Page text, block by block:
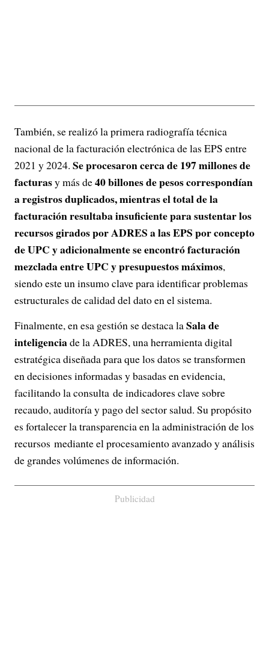
También, se realizó la primera radiografía técnica
nacional de la facturación electrónica de las EPS entre
2021 y 2024. Se procesaron cerca de 197 millones de
facturasy más de40 billones de pesos correspondían
a registros duplicados, mientras el total de la
facturación resultaba insuficiente para sustentar los
recursos girados por ADRES a las EPS por concepto
de UPC y adicionalmente se encontró facturación
mezclada entre UPC y presupuestos máximos,
siendo este un insumo clave para identificar problemas
estructurales de calidad del dato en el sistema.
Finalmente, en esa gestión se destaca laSala de
inteligenciade la ADRES, una herramienta digital
estratégica diseñada para que los datos se transformen
en decisiones informadas y basadas en evidencia,
facilitando la consulta de indicadores clave sobre
recaudo, auditoría y pago del sector salud. Su propósito
es fortalecer la transparencia en la administración de los
recursos mediante el procesamiento avanzado y análisis
de grandes volúmenes de información.
Publicidad